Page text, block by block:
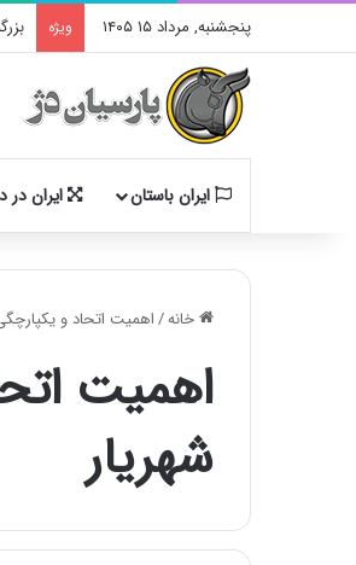
پنجشنبه, مرداد ۱۵ ۱۴۰۵ ویژه
ایران باستان ایران در
خانه/اهمیت اتحاد و
اهمیت
شهریار